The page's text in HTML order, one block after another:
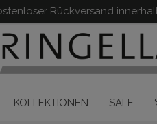
Rückversand
KOLLEKTIONEN SALE